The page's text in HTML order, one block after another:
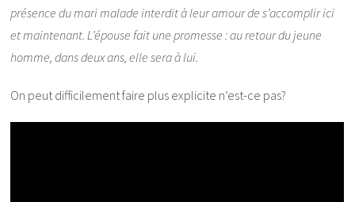
présence du mari malade interdit à leur amour de s’accomplir ici
et maintenant. L’épouse fait une promesse : au retour du jeune
homme, dans deux ans, elle sera à lui.
On peut difficilement faire plus explicite n’est-ce pas?